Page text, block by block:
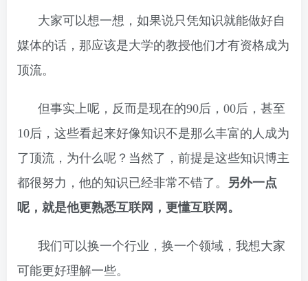
大家可以想一想，如果说只凭知识就能做好自
媒体的话，那应该是大学的教授他们才有资格成为
顶流。
但事实上呢，反而是现在的90后，00后，甚至
10后，这些看起来好像知识不是那么丰富的人成为
了顶流，为什么呢？当然了，前提是这些知识博主
都很努力，他的知识已经非常不错了。 另外一点
呢，就是他更熟悉互联网，更懂互联网。
我们可以换一个行业，换一个领域，我想大家
可能更好理解一些。